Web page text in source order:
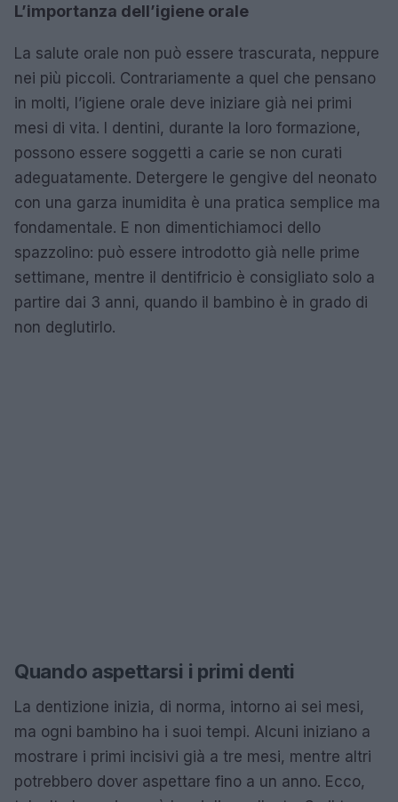
L’importanza dell’igiene orale
La salute orale non può essere trascurata, neppure
nei più piccoli. Contrariamente a quel che pensano
in molti, l’igiene orale deve iniziare già nei primi
mesi di vita. I dentini, durante la loro formazione,
possono essere soggetti a carie se non curati
adeguatamente. Detergere le gengive del neonato
con una garza inumidita è una pratica semplice ma
fondamentale. E non dimentichiamoci dello
spazzolino: può essere introdotto già nelle prime
settimane, mentre il dentifricio è consigliato solo a
partire dai 3 anni, quando il bambino è in grado di
non deglutirlo.
Quando aspettarsi i primi denti
La dentizione inizia, di norma, intorno ai sei mesi,
ma ogni bambino ha i suoi tempi. Alcuni iniziano a
mostrare i primi incisivi già a tre mesi, mentre altri
potrebbero dover aspettare fino a un anno. Ecco,